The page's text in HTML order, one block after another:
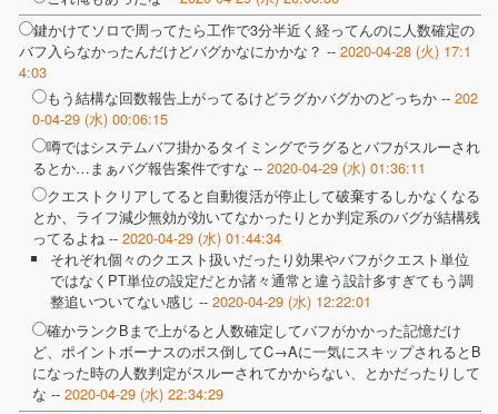
鍵かけてソロで周ってたら工作で3分半近く経ってんのに人数確定の
バフ入らなかったんだけどバグかなにかかな？ -- 2020-04-28 (火) 17:1
4:03
もう結構な回数報告上がってるけどラグかバグかのどっちか -- 202
0-04-29 (水) 00:06:15
噂ではシステムバフ掛かるタイミングでラグるとバフがスルーされ
るとか…まぁバグ報告案件ですな -- 2020-04-29 (水) 01:36:11
クエストクリアしてると自動復活が停止して破棄するしかなくなる
とか、ライフ減少無効が効いてなかったりとか判定系のバグが結構残
ってるよね -- 2020-04-29 (水) 01:44:34
それぞれ個々のクエスト扱いだったり効果やバフがクエスト単位
ではなくPT単位の設定だとか諸々通常と違う設計多すぎてもう調
整追いついてない感じ -- 2020-04-29 (水) 12:22:01
確かランクBまで上がると人数確定してバフがかかった記憶だけ
ど、ポイントボーナスのボス倒してC→Aに一気にスキップされるとB
になった時の人数判定がスルーされてかからない、とかだったりして
な -- 2020-04-29 (水) 22:34:29